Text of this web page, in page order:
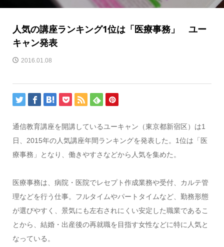
人気の講座ランキング1位は「医療事務」 ユー
キャン発表
2016.01.08
通信教育講座を開講しているユーキャン（東京都新宿区）は1
日、2015年の人気講座年間ランキングを発表した。1位は「医
療事務」となり、働きやすさなどから人気を集めた。
医療事務は、病院・医院でレセプト作成業務や受付、カルテ管
理などを行う仕事。フルタイムやパートタイムなど、勤務形態
が選びやすく、景気にも左右されにくい安定した職業であるこ
とから、結婚・出産後の再就職を目指す女性などに特に人気と
なっている。